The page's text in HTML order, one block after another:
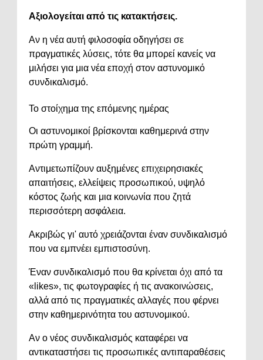
Αξιολογείται από τις κατακτήσεις.
Αν η νέα αυτή φιλοσοφία οδηγήσει σε
πραγματικές λύσεις, τότε θα μπορεί κανείς να
μιλήσει για μια νέα εποχή στον αστυνομικό
συνδικαλισμό.
Το στοίχημα της επόμενης ημέρας
Οι αστυνομικοί βρίσκονται καθημερινά στην
πρώτη γραμμή.
Αντιμετωπίζουν αυξημένες επιχειρησιακές
απαιτήσεις, ελλείψεις προσωπικού, υψηλό
κόστος ζωής και μια κοινωνία που ζητά
περισσότερη ασφάλεια.
Ακριβώς γι' αυτό χρειάζονται έναν συνδικαλισμό
που να εμπνέει εμπιστοσύνη.
Έναν συνδικαλισμό που θα κρίνεται όχι από τα
«likes», τις φωτογραφίες ή τις ανακοινώσεις,
αλλά από τις πραγματικές αλλαγές που φέρνει
στην καθημερινότητα του αστυνομικού.
Αν ο νέος συνδικαλισμός καταφέρει να
αντικαταστήσει τις προσωπικές αντιπαραθέσεις